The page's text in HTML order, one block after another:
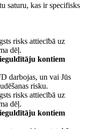
saturu, kas ir specifisks
risks attiecībā uz
dēļ.
kontiem
darbojas, un vai Jūs
risku.
risks attiecībā uz
dēļ.
kontiem